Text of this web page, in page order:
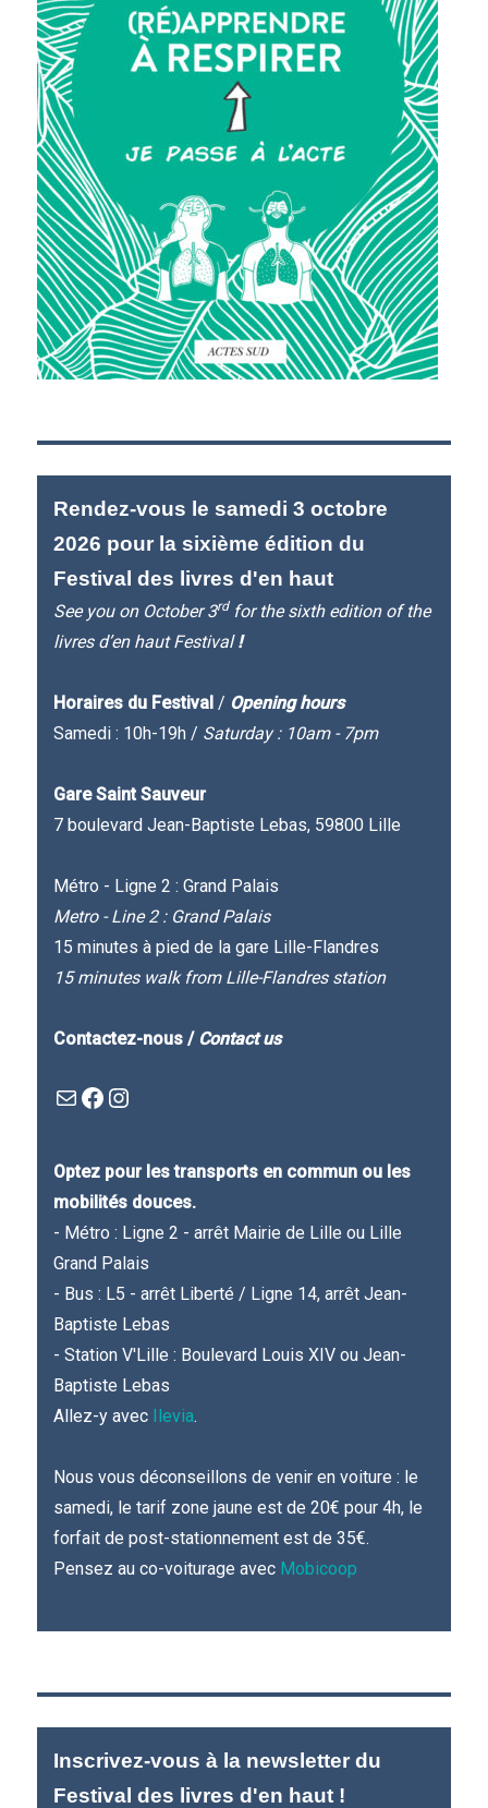
Rendez-vous le samedi 3 octobre
2026 pour la sixième édition du
Festival des livres d'en haut
See you on October 3rdfor the sixth edition of the
livres d’en haut Festival!
Horaires du Festival / Opening hours
Samedi : 10h-19h / Saturday : 10am - 7pm
Gare Saint Sauveur
7 boulevard Jean-Baptiste Lebas, 59800 Lille
Métro - Ligne 2 : Grand Palais
Metro - Line 2 : Grand Palais
15 minutes à pied de la gare Lille-Flandres
15 minutes walk from Lille-Flandres station
Contactez-nous / Contact us
Mail
Facebook : Festivla des livres d'en hautInstagram
Optez pour les transports en commun ou les
mobilités douces.
- Métro : Ligne 2 - arrêt Mairie de Lille ou Lille
Grand Palais
- Bus : L5 - arrêt Liberté / Ligne 14, arrêt Jean-
Baptiste Lebas
- Station V'Lille : Boulevard Louis XIV ou Jean-
Baptiste Lebas
Allez-y avec Ilevia.
Nous vous déconseillons de venir en voiture : le
samedi, le tarif zone jaune est de 20€ pour 4h, le
forfait de post-stationnement est de 35€.
Pensez au co-voiturage avec Mobicoop
Inscrivez-vous à la newsletter du
Festival des livres d'en haut !